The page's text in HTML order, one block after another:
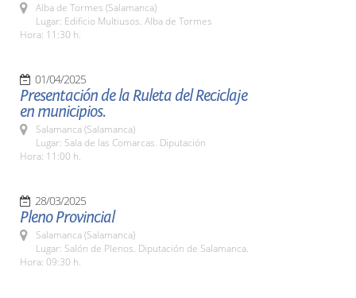
Alba de Tormes (Salamanca)
Lugar: Edificio Multiusos. Alba de Tormes
Hora: 11:30 h.
01/04/2025
Presentación de la Ruleta del Reciclaje
en municipios.
Salamanca (Salamanca)
Lugar: Sala de las Comarcas. Diputación
Hora: 11:00 h.
28/03/2025
Pleno Provincial
Salamanca (Salamanca)
Lugar: Salón de Plenos. Diputación de Salamanca.
Hora: 09:30 h.